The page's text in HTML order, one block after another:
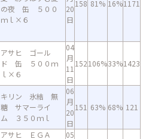
の夜 缶 ５００
ｍｌ×６
20
日
158 81% 16%1171
アサヒ ゴール
ド 缶 ５００ｍ
ｌ×６
04
月
11
日
152106%33%1423
キリン 氷結 無
糖 サマーライ
ム ３５０ｍｌ
06
月
20
日
151 63% 68% 121
アサヒ ＥＧＡ
05